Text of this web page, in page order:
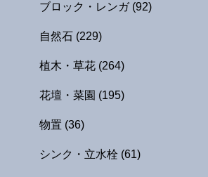
ブロック・レンガ (92)
自然石 (229)
植木・草花 (264)
花壇・菜園 (195)
物置 (36)
シンク・立水栓 (61)